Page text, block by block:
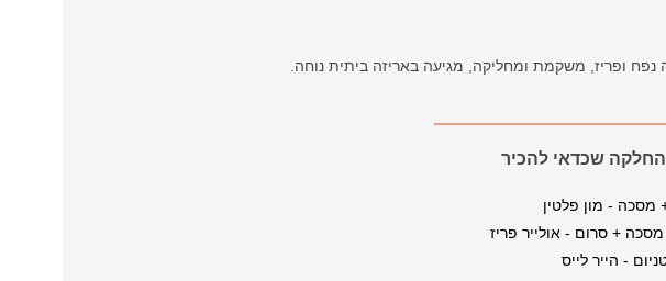
ופריז, משקמת ומחליקה, מגיעה באריזה ביתית נוחה.
שכדאי להכיר
מסכה - מון פלטין
+ סרום - אולייר פריז